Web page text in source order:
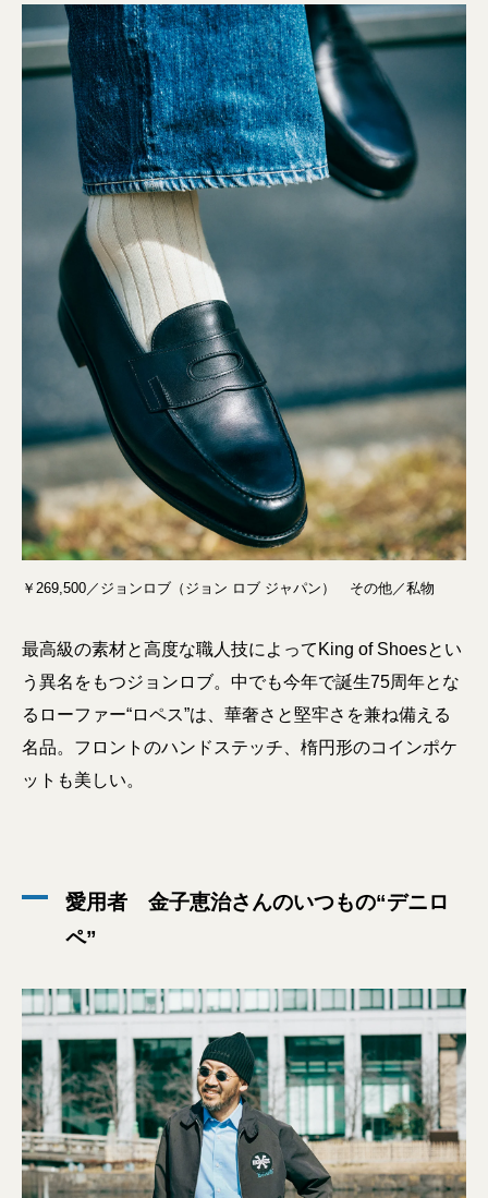
￥269,500／ジョンロブ（ジョン ロブ ジャパン） その他／私物
最高級の素材と高度な職人技によってKing of Shoesとい
う異名をもつジョンロブ。中でも今年で誕生75周年とな
るローファー“ロペス”は、華奢さと堅牢さを兼ね備える
名品。フロントのハンドステッチ、楕円形のコインポケ
ットも美しい。
愛用者 金子恵治さんのいつもの“デニロ
ペ”